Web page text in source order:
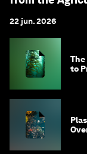
22 jun. 2026
to